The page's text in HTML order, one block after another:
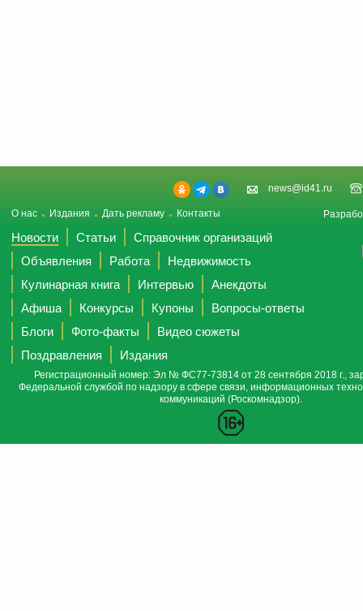
news@id41.ru
О нас Издания Дать рекламу Контакты
Новости Статьи
Справочник организаций
Объявления
Работа
Недвижимость
Кулинарная книга
Интервью
Анекдоты
Афиша
Конкурсы Купоны
Вопросы-ответы
Блоги
Фото-факты
Видео сюжеты
Поздравления
Издания
Регистрационный номер: Эл № ФС77-73814 от 28 сентября 2018 г.,
Федеральной службой по надзору в сфере связи, информационных
коммуникаций (Роскомнадзор).